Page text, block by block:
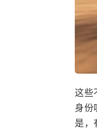
这些
身份
是，